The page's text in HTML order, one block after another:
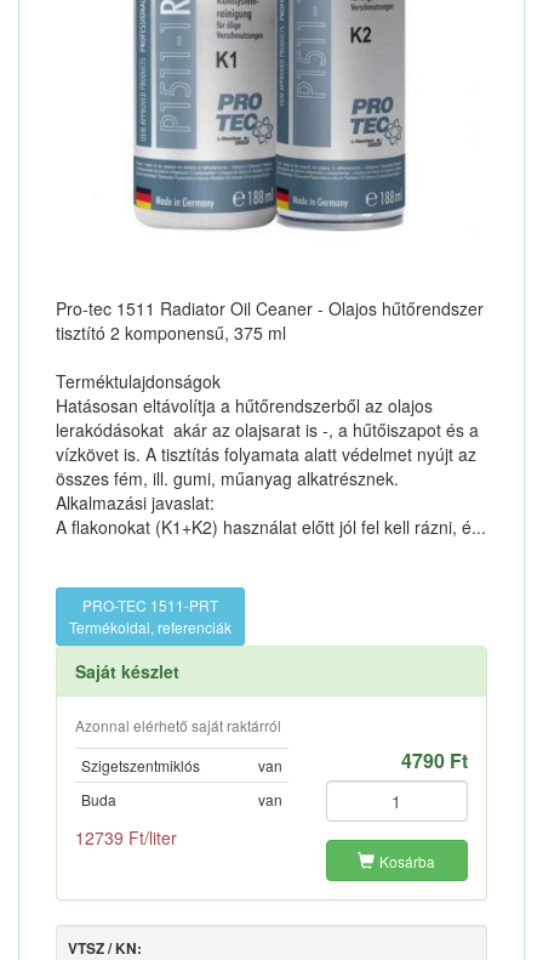
Pro-tec 1511 Radiator Oil Ceaner - Olajos hűtőrendszer
tisztító 2 komponensű, 375 ml
Terméktulajdonságok
Hatásosan eltávolítja a hűtőrendszerből az olajos
lerakódásokat  akár az olajsarat is -, a hűtőiszapot és a
vízkövet is. A tisztítás folyamata alatt védelmet nyújt az
összes fém, ill. gumi, műanyag alkatrésznek.
Alkalmazási javaslat:
A flakonokat (K1+K2) használat előtt jól fel kell rázni, é...
PRO-TEC 1511-PRT
Termékoldal, referenciák
Saját készlet
Azonnal elérhető saját raktárról
Szigetszentmiklós
van
Buda
van
12739 Ft/liter
4790 Ft
Kosárba
VTSZ / KN: